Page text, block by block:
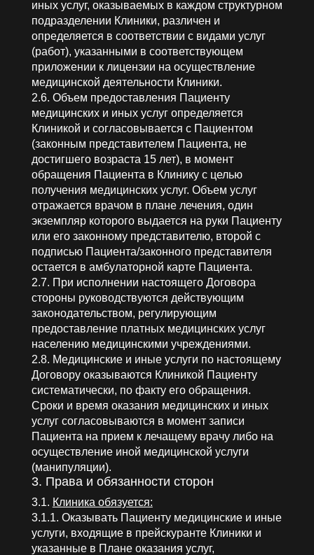
иных услуг, оказываемых в каждом структурном
подразделении Клиники, различен и
определяется в соответствии с видами услуг
(работ), указанными в соответствующем
приложении к лицензии на осуществление
медицинской деятельности Клиники.
2.6. Объем предоставления Пациенту
медицинских и иных услуг определяется
Клиникой и согласовывается с Пациентом
(законным представителем Пациента, не
достигшего возраста 15 лет), в момент
обращения Пациента в Клинику с целью
получения медицинских услуг. Объем услуг
отражается врачом в плане лечения, один
экземпляр которого выдается на руки Пациенту
или его законному представителю, второй с
подписью Пациента/законного представителя
остается в амбулаторной карте Пациента.
2.7. При исполнении настоящего Договора
стороны руководствуются действующим
законодательством, регулирующим
предоставление платных медицинских услуг
населению медицинскими учреждениями.
2.8. Медицинские и иные услуги по настоящему
Договору оказываются Клиникой Пациенту
систематически, по факту его обращения.
Сроки и время оказания медицинских и иных
услуг согласовываются в момент записи
Пациента на прием к лечащему врачу либо на
осуществление иной медицинской услуги
(манипуляции).
3. Права и обязанности сторон
3.1. Клиника обязуется:
3.1.1. Оказывать Пациенту медицинские и иные
услуги, входящие в прейскуранте Клиники и
указанные в Плане оказания услуг,